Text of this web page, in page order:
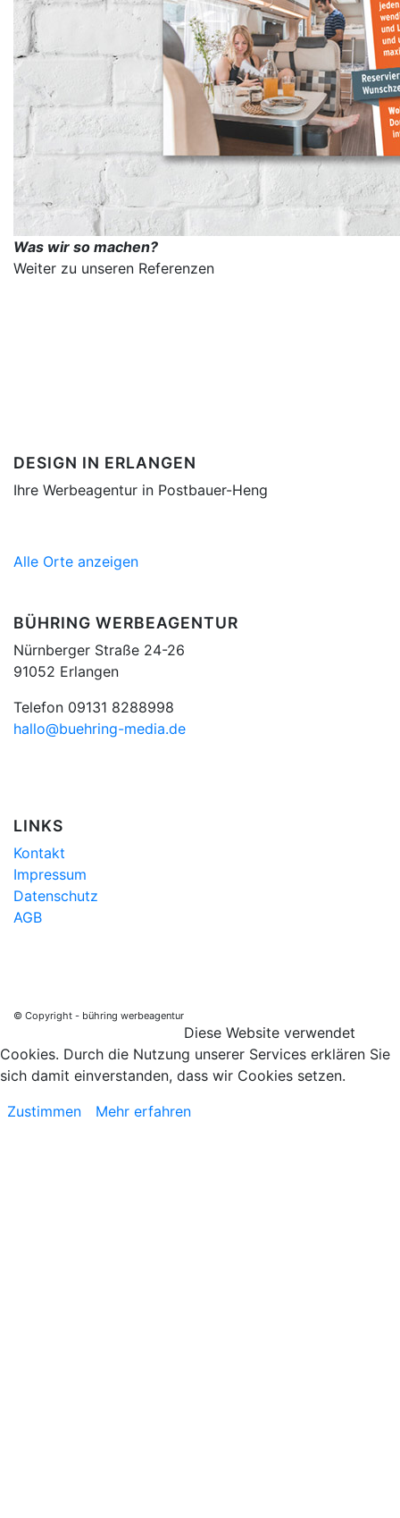
Was wir so machen?
Weiter zu unseren Referenzen
DESIGN IN ERLANGEN
Ihre Werbeagentur in Postbauer-Heng
Alle Orte anzeigen
BÜHRING WERBEAGENTUR
Nürnberger Straße 24-26
91052 Erlangen
Telefon 09131 8288998
hallo@buehring-media.de
LINKS
Kontakt
Impressum
Datenschutz
AGB
© Copyright - bühring werbeagentur
Diese Website verwendet
Cookies. Durch die Nutzung unserer Services erklären Sie
sich damit einverstanden, dass wir Cookies setzen.
Zustimmen
Mehr erfahren